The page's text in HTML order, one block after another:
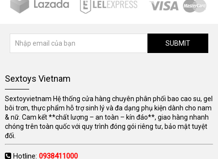
SUBMIT
Sextoys Vietnam
Sextoyvietnam Hệ thống cửa hàng chuyên phân phối bao cao su, gel
bôi trơn, thực phẩm hỗ trợ sinh lý và đa dạng phụ kiện dành cho nam
& nữ. Cam kết **chất lượng – an toàn – kín đáo**, giao hàng nhanh
chóng trên toàn quốc với quy trình đóng gói riêng tư, bảo mật tuyệt
đối.
Hotline: 0938411000